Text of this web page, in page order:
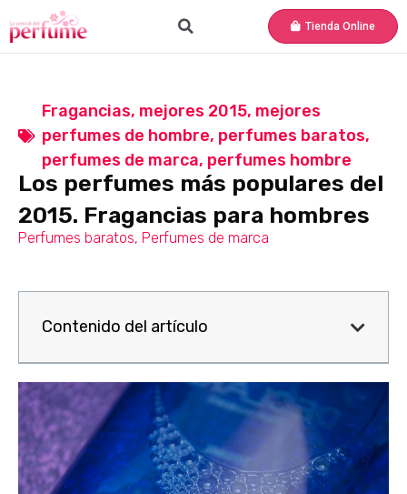
Tienda Online
Fragancias, mejores 2015, mejores
perfumes de hombre, perfumes baratos,
perfumes de marca, perfumes hombre
Los perfumes más populares del
2015. Fragancias para hombres
Perfumes baratos, Perfumes de marca
Contenido del artículo